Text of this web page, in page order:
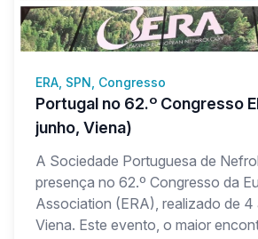
ERA, SPN, Congresso
Portugal no 62.º Congresso
junho, Viena)
A Sociedade Portuguesa de
presença no 62.º Congresso da
Association (ERA), realizado de 4
Viena. Este evento, o maior